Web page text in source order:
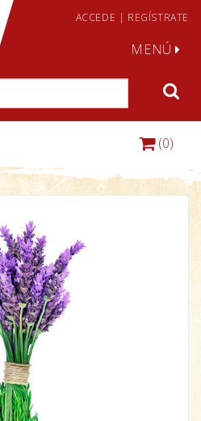
ACCEDE | REGÍSTRATE
MENÚ
(0)